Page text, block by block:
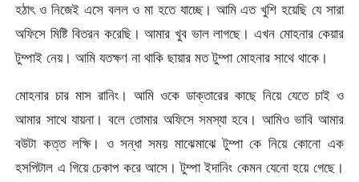
হঠাৎ ও নিজেই এসে বলল ও মা হতে যাচ্ছে। আমি এত খুশি হয়েছি যে সারা
অফিসে মিষ্টি বিতরন করেছি। আমার খুব ভাল লাগছে। এখন মোহনার কেয়ার
টুম্পাই নেয়। আমি যতক্ষণ না থাকি ছায়ার মত টুম্পা মোহনার সাথে থাকে।
মোহনার চার মাস রানিং। আমি ওকে ডাক্তারের কাছে নিয়ে যেতে চাই ও
আমার সাথে যায়না। বলে তোমার অফিসে সমস্যা হবে। আমিও ভাবি আমার
বউটা কত্ত লক্ষি। ও সন্ধা সময় মাঝেমাঝে টুম্পা কে নিয়ে কোনো এক
হসপিটাল এ গিয়ে চেকাপ করে আসে। টুম্পা ইদানিং কেমন যেনো হয়ে গেছে।